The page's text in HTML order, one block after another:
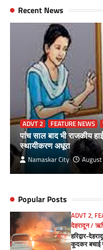
Recent News
ADVT 2 FEATURE NEWS
पांच साल बाद भी राजकीय
स्थायीकरण अधूरा
Namaskar City
Popular Posts
ADVT 2,
देहरादून /
हरिद्वार-
कूदकर बचाई